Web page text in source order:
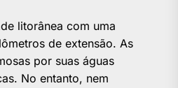
litorânea com uma
de extensão. As
por suas águas
No entanto, nem